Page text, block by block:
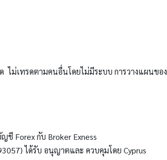
ไม่เทรดตามคนอื่นโดยไม่มีระบบ การวางแผนของ
ชี Forex กับ Broker Exness
ได้รับ อนุญาตและ ควบคุมโดย Cyprus